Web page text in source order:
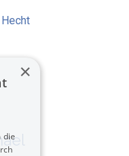
×
die